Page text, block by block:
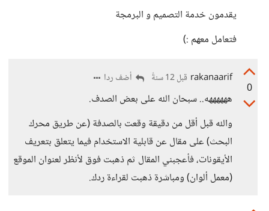
يقدمون خدمة التصميم و البرمجة
فتعامل معهم :)
0
rakanaarif قبل 12 سنةً أضف ردا
ههههههه.. سبحان الله على بعض الصدف.
والله قبل أقل من دقيقة وقعت بالصدفة (عن طريق محرك
البحث) على مقال عن قابلية الاستخدام فيما يتعلق بتعريف
الأيقونات، فأعجبني المقال ثم ذهبت فوق لأنظر لعنوان الموقع
(معمل ألوان) ومباشرة ذهبت لقراءة ردك.